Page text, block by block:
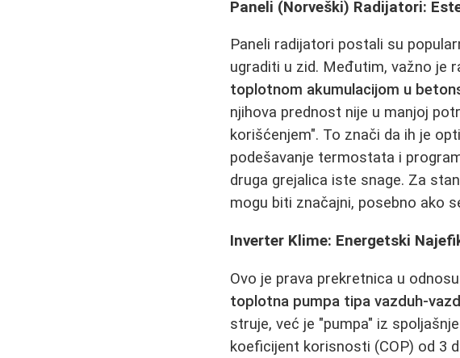
Paneli (Norveški) Radijatori:
Paneli radijatori postali su
ugraditi u zid. Međutim, važno je
toplotnom akumulacijom u
njihova prednost nije u manjoj
korišćenjem". To znači da ih je
podešavanje termostata i
druga grejalica iste snage. Za
mogu biti značajni, posebno ako
Inverter Klime: Energetski
Ovo je prava prekretnica u
toplotna pumpa tipa vazduh-
struje, već je "pumpa" iz
koeficijent korisnosti (COP) od 3